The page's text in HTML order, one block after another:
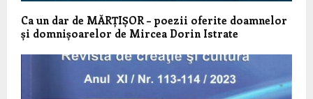
Ca un dar de MĂRȚIȘOR – poezii oferite doamnelor
și domnișoarelor de Mircea Dorin Istrate